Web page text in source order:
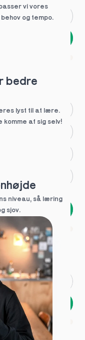
Andet
tutor
tutor
*
aldrig
tutor
vi vores
og tempo.
bedre
lyst til at lære.
af sig selv!
niveau, så læring
sjov.